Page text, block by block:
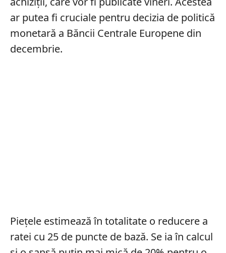
ar putea fi cruciale pentru decizia de politică
monetară a Băncii Centrale Europene din
decembrie.
Piețele estimează în totalitate o reducere a
ratei cu 25 de puncte de bază. Se ia în calcul